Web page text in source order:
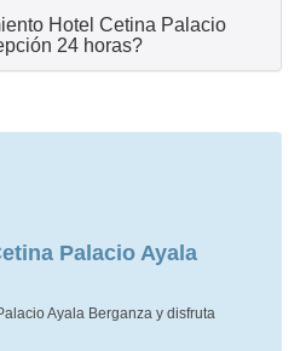
Hotel Cetina Palacio
24 horas?
Palacio Ayala
Ayala Berganza y disfruta